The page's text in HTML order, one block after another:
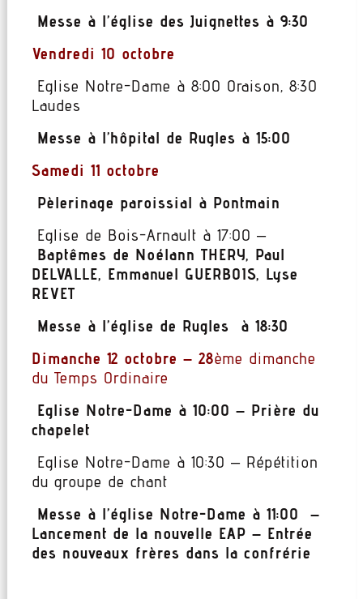
Messe à l’église des Juignettes à 9:30
Vendredi 10 octobre
Eglise Notre-Dame à 8:00 Oraison, 8:30
Laudes
Messe à l’hôpital de Rugles à 15:00
Samedi 11 octobre
Pèlerinage paroissial à Pontmain
Eglise de Bois-Arnault à 17:00 –
Baptêmes de Noélann THERY, Paul
DELVALLE, Emmanuel GUERBOIS, Lyse
REVET
Messe à l’église de Rugles
à 18:30
Dimanche 12 octobre – 28ème dimanche
du Temps Ordinaire
Eglise Notre-Dame à 10:00 – Prière du
chapelet
Eglise Notre-Dame à 10:30 – Répétition
du groupe de chant
Messe à l’église Notre-Dame à 11:00 –
Lancement de la nouvelle EAP – Entrée
des nouveaux frères dans la confrérie